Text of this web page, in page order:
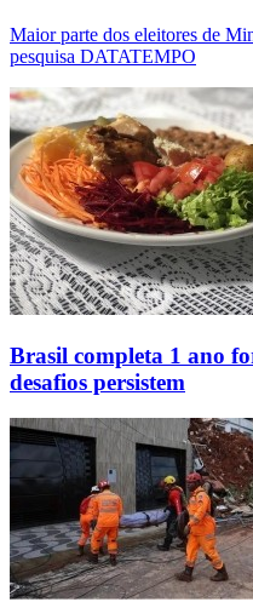
Maior parte dos eleitores de
pesquisa DATATEMPO
Brasil completa 1 ano
desafios persistem